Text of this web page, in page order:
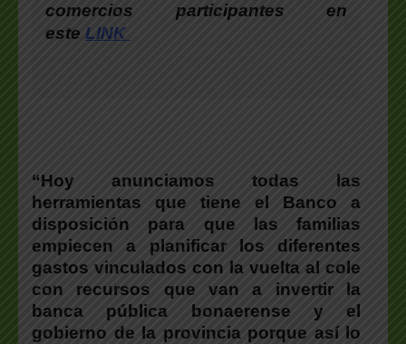
comercios participantes en
este LINK
“Hoy anunciamos todas las
herramientas que tiene el Banco a
disposición para que las familias
empiecen a planificar los diferentes
gastos vinculados con la vuelta al cole
con recursos que van a invertir la
banca pública bonaerense y el
gobierno de la provincia porque así lo